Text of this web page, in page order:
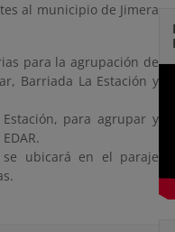
al municipio de Jimera
para la agrupación de
Barriada La Estación y
para agrupar y
se ubicará en el paraje